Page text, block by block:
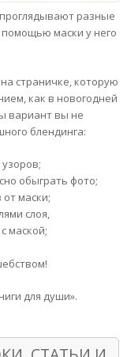
разные
маски у него
страничке, которую
как в новогодней
вариант вы не
блендинга:
обыграть фото;
маски;
слоя,
маской;
для души».